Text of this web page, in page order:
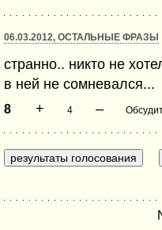
06.03.2012, ОСТАЛЬНЫЕ ФРАЗЫ
странно.. никто не
в ней не сомневался...
8 + 4 –